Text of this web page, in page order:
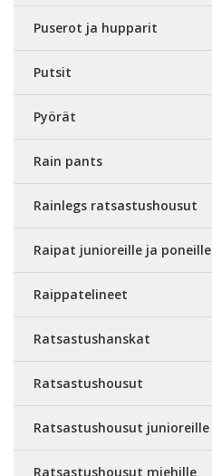
Puserot ja hupparit
Putsit
Pyörät
Rain pants
Rainlegs ratsastushousut
Raipat junioreille ja poneille
Raippatelineet
Ratsastushanskat
Ratsastushousut
Ratsastushousut junioreille
Ratsastushousut miehille